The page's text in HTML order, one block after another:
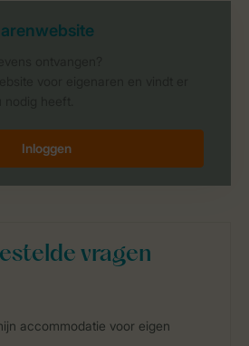
Inloggen
vragen
accommodatie voor eigen